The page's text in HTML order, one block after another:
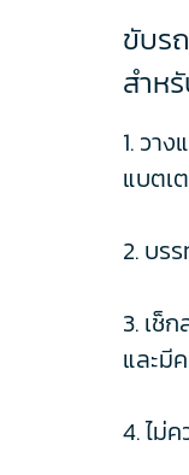
ขับร
สำห
1. วา
แบตเ
2. บร
3. เช็
และมี
4. ไม่